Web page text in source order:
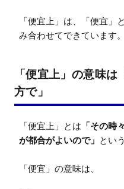
「便宜上」は、「便宜」
み合わせてできています。
「便宜上」の意味
方で」
「便宜上」とは 「その時
が都合がよいので」 とい